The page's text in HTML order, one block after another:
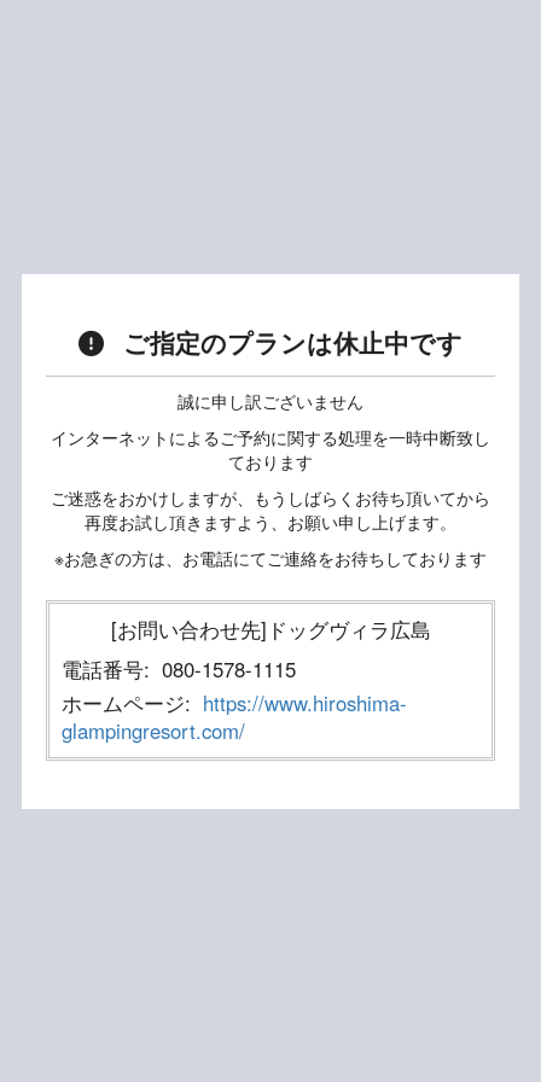
ご指定のプランは休止中です
誠に申し訳ございません
インターネットによるご予約に関する処理を一時中断致し
ております
ご迷惑をおかけしますが、もうしばらくお待ち頂いてから
再度お試し頂きますよう、お願い申し上げます。
※お急ぎの方は、お電話にてご連絡をお待ちしております
[お問い合わせ先]ドッグヴィラ広島
電話番号: 080-1578-1115
ホームページ: https://www.hiroshima-
glampingresort.com/